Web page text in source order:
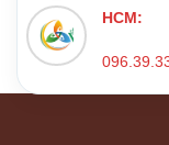
HCM: